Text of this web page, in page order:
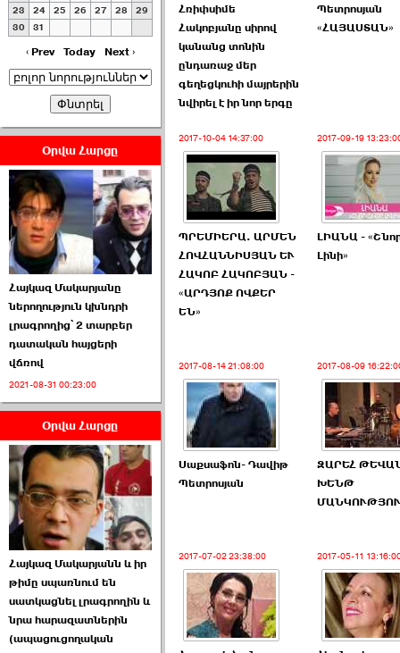
ՃԱՆԱՊԱՐՀՈՎ ›››
2026-07-06 06:50:00
Ամենաշատը էսօրվանից
էի վախենում.Նիկոլայ
Եղիազարյան ›››
2026-07-05 23:19:00
ՏԵՍԱՆՅՈՒԹ․ Ի՞նչ
իրավիճակ է այս ›››
2026-07-04 10:40:00
Սահմանադրական
դատարանը մերժեց ›››
2026-07-02 00:39:00
23
24 25 26 27 28
29
30
31
‹ Prev Today Next ›
Օրվա Հարցը
Հայկազ Մակարյանը
ներողություն կխնդրի
լրագրողից՝ 2 տարբեր
դատական հայցերի
վճռով
2021-08-31 00:23:00
Օրվա Հարցը
Հայկազ Մակարյանն և իր
թիմը սպառնում են
սատկացնել լրագրողին և
նրա հարազատներին
(ապացուցողական
Հռիփսիմե
Հակոբյանը սիրով
կանանց տոնին
ընդառաջ մեր
գեղեցկուհի մայրերին
նվիրել է իր նոր երգը
Պետրոսյան
«ՀԱՅԱՍՏԱՆ»
2017-10-04 14:37:00
ՊՐԵՄԻԵՐԱ. ԱՐՄԵՆ
ՀՈՎՀԱՆՆԻՍՅԱՆ ԵՒ
ՀԱԿՈԲ ՀԱԿՈԲՅԱՆ -
«ԱՐԴՅՈՔ ՈՎՔԵՐ
ԵՆ»
2017-09-19
ԼԻԱՆԱ -
Լինի»
2017-08-14 21:08:00
Սաքսաֆոն- Դավիթ
Պետրոսյան
2017-08-09
ԶԱՐԵՀ
ԽԵՆԹ
2017-07-02 23:38:00 2017-05-11